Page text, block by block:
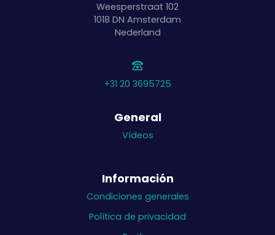
Weesperstraat 102
1018 DN Amsterdam
Nederland
+31 20 3695725
General
Vídeos
Información
Condiciones generales
Política de privacidad